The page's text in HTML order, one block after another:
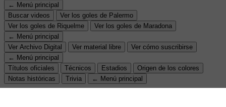
← Menú principal
Buscar videos
Ver los goles de Palermo
Ver los goles de Riquelme
Ver los goles de Maradona
← Menú principal
Ver Archivo Digital
Ver material libre
Ver cómo suscribirse
← Menú principal
Títulos oficiales
Técnicos Estadios
Origen de los colores
Notas históricas
Trivia ← Menú principal